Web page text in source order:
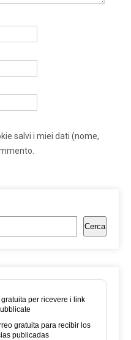
salvi i miei dati (nome,
Cerca
per ricevere i link
gratuita para recibir los
publicadas